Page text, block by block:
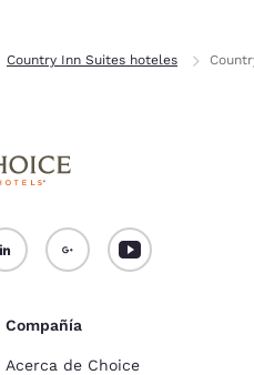
Country Inn Suites hoteles
Compañía
Acerca de Choice